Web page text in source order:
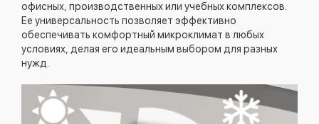
офисных, производственных или учебных комплексов.
Ее универсальность позволяет эффективно
обеспечивать комфортный микроклимат в любых
условиях, делая его идеальным выбором для разных
нужд.